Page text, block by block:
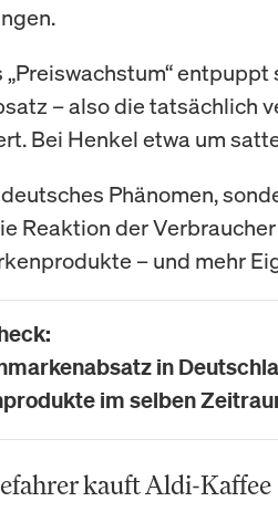
„Preiswachstum“
– also die tatsächlich
Bei Henkel etwa um
Phänomen,
Reaktion der
– und mehr
in
im selben
kauft Aldi-Kaffee